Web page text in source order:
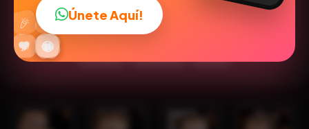
@mamunr23
14stickers Animados
😎
😂
🔥
💬
❤️ ✨
🤩
😜
🎉 👍 Únete Aquí!